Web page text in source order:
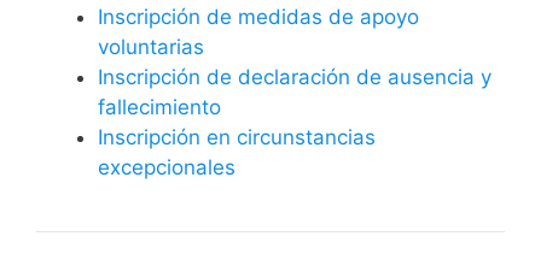
Inscripción de medidas de apoyo
voluntarias
Inscripción de declaración de ausencia y
fallecimiento
Inscripción en circunstancias
excepcionales